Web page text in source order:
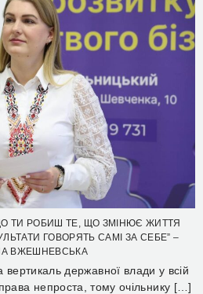
ТИ РОБИШ ТЕ, ЩО ЗМІНЮЄ ЖИТТЯ
ГОВОРЯТЬ САМІ ЗА СЕБЕ” –
ВЖЕШНЕВСЬКА
вертикаль державної влади у всій
непроста, тому очільнику […]